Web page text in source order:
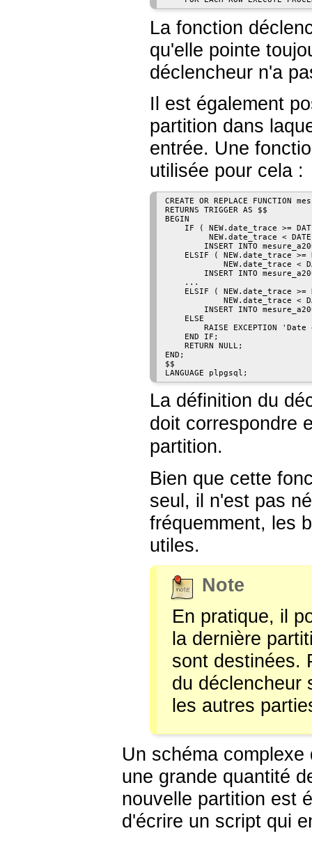
La fonction
qu'elle pointe
déclencheur n'a
Il est également
partition dans
entrée. Une
utilisée pour cela :
CREATE OR REPLACE
RETURNS TRIGGER AS $$
BEGIN
IF ( NEW.date_trace >=
NEW.date_trace <
INSERT INTO
ELSIF ( NEW.date_trace >=
NEW.date_trace <
INSERT INTO
    ...
ELSIF ( NEW.date_trace >=
NEW.date_trace <
INSERT INTO
    ELSE
RAISE EXCEPTION 'Date
    END IF;
    RETURN NULL;
END;
$$
La définition du
doit correspondre
partition.
Bien que cette
seul, il n'est pas
fréquemment, les
utiles.
Note
En pratique, il
la dernière
sont destinées.
du déclencheur
les autres
Un schéma
une grande quantité
nouvelle partition est
d'écrire un script qui